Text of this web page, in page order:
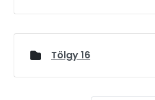
Tölgy 16